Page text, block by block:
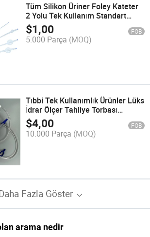
Tüm Silikon Üriner Foley Kateter
2 Yolu Tek Kullanım Standart
Balon Üretral Süprapubik
Kullanım
$1,00 FOB
5.000 Parça (MOQ)
Tıbbi Tek Kullanımlık Ürünler Lüks
İdrar Ölçer Tahliye Torbası
500ml+2600ml
$4,00 FOB
10.000 Parça (MOQ)
Fazla Göster
arama nedir